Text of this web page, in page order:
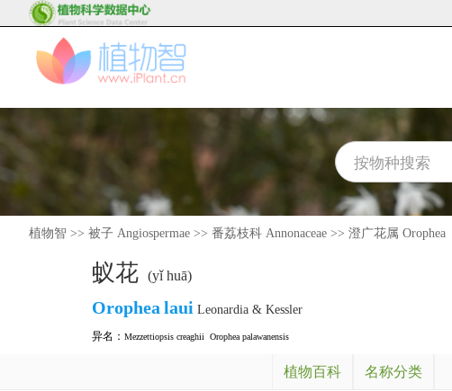
植物智 >> 被子 Angiospermae >> 番荔枝科 Annonaceae >> 澄广花属 Orophea
蚁花 (yǐ huā)
Orophea laui Leonardia & Kessler
异名： Mezzettiopsis creaghii Orophea palawanensis
植物百科 名称分类